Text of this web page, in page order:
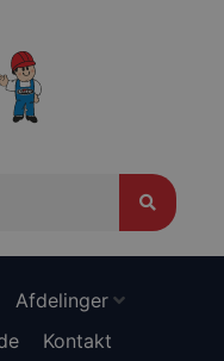
Afdelinger
Kontakt